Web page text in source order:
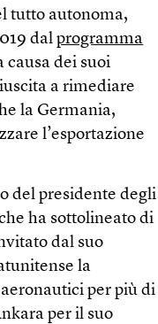
tutto autonoma,
dalprogramma
causa dei suoi
a rimediare
la Germania,
l’esportazione
del presidente degli
ha sottolineato di
dal suo
la
per più di
per il suo